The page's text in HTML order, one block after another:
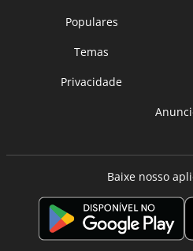
Populares
Temas
Privacidade
Baixe nosso